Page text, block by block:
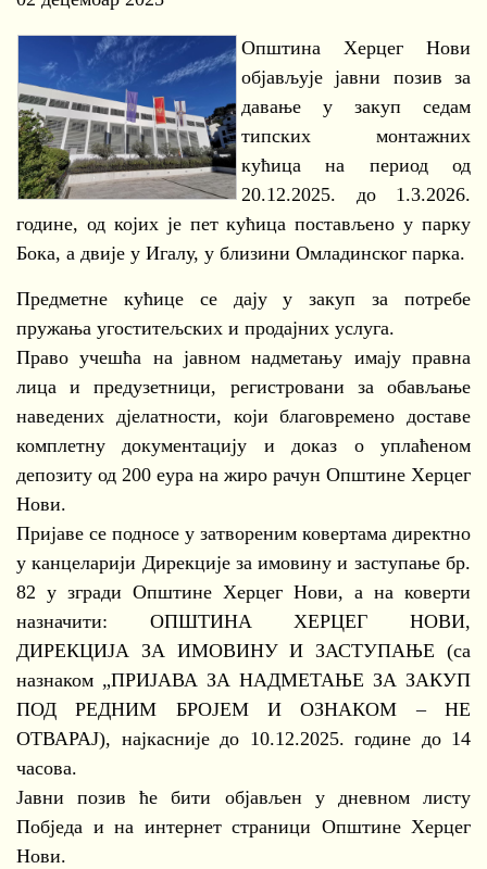
Општина Херцег Нови
објављује јавни позив за
давање у закуп седам
типских монтажних
кућица на период од
20.12.2025. до 1.3.2026.
године, од којих је пет кућица постављено у парку
Бока, а двије у Игалу, у близини Омладинског парка.
Предметне кућице се дају у закуп за потребе
пружања угоститељских и продајних услуга.
Право учешћа на јавном надметању имају правна
лица и предузетници, регистровани за обављање
наведених дјелатности, који благовремено доставе
комплетну документацију и доказ о уплаћеном
депозиту од 200 еура на жиро рачун Општине Херцег
Нови.
Пријаве се подносе у затвореним ковертама директно
у канцеларији Дирекције за имовину и заступање бр.
82 у згради Општине Херцег Нови, а на коверти
назначити: ОПШТИНА ХЕРЦЕГ НОВИ,
ДИРЕКЦИЈА ЗА ИМОВИНУ И ЗАСТУПАЊЕ (са
назнаком „ПРИЈАВА ЗА НАДМЕТАЊЕ ЗА ЗАКУП
ПОД РЕДНИМ БРОЈЕМ И ОЗНАКОМ – НЕ
ОТВАРАЈ), најкасније до 10.12.2025. године до 14
часова.
Јавни позив ће бити објављен у дневном листу
Побједа и на интернет страници Општине Херцег
Нови.